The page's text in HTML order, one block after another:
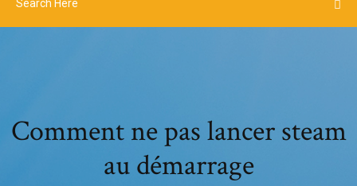
Comment ne pas lancer steam
au démarrage